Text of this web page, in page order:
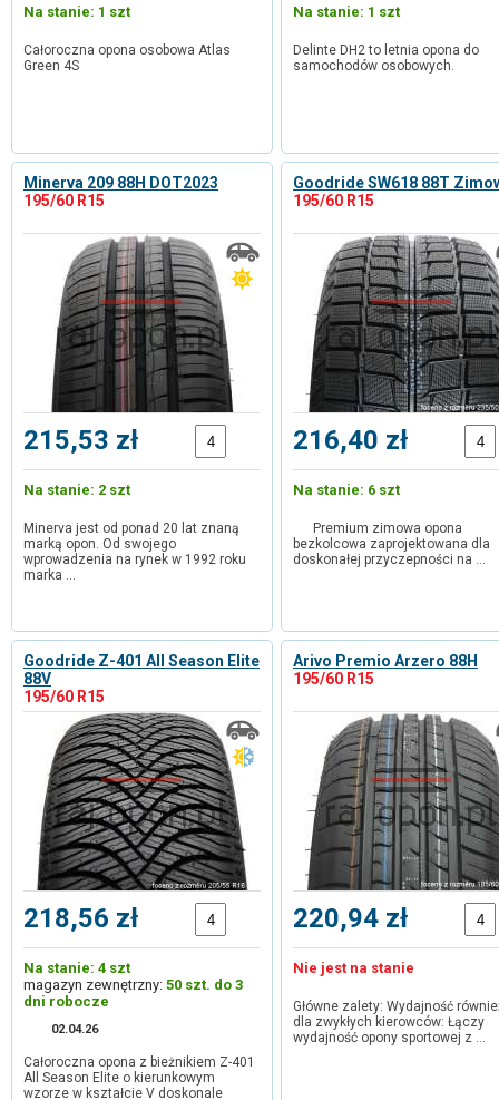
Na stanie: 1 szt
Całoroczna opona osobowa Atlas
Green 4S
Na stanie: 1 szt
Delinte DH2 to letnia opona do
samochodów osobowych.
Minerva 209 88H DOT2023
195/60 R15
215,53 zł
Na stanie: 2 szt
Minerva jest od ponad 20 lat znaną
marką opon. Od swojego
wprowadzenia na rynek w 1992 roku
marka …
Goodride SW618 88T
195/60 R15
216,40 zł
Na stanie: 6 szt
Premium zimowa opona
bezkolcowa zaprojektowana dla
doskonałej przyczepności na …
Goodride Z-401 All Season Elite
88V
195/60 R15
218,56 zł
Na stanie: 4 szt
magazyn zewnętrzny: 50 szt. do 3
dni robocze
02.04.26
Całoroczna opona z bieżnikiem Z-401
All Season Elite o kierunkowym
wzorze w kształcie V doskonale
Arivo Premio Arzero 88H
195/60 R15
220,94 zł
Nie jest na stanie
Główne zalety: Wydajność
dla zwykłych kierowców: Łączy
wydajność opony sportowej z …